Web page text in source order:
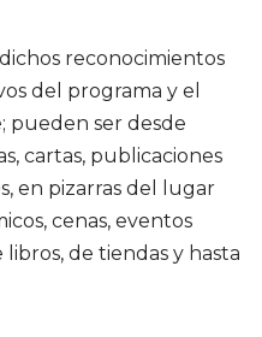
reconocimientos
del programa y el
pueden ser desde
cartas, publicaciones
en pizarras del lugar
cenas, eventos
libros, de tiendas y hasta